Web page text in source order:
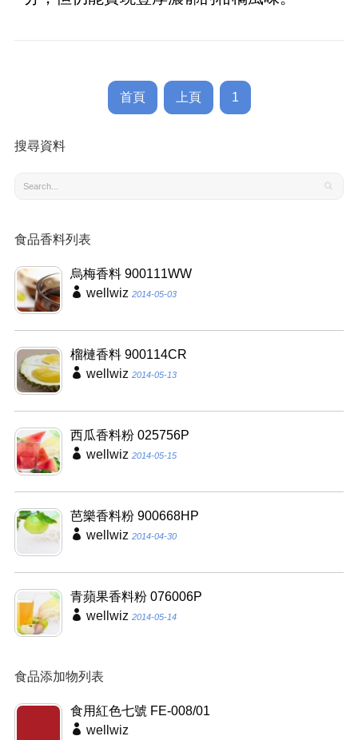
首頁 上頁 1
搜尋資料
食品香料列表
烏梅香料 900111WW
wellwiz 2014-05-03
榴槤香料 900114CR
wellwiz 2014-05-13
西瓜香料粉 025756P
wellwiz 2014-05-15
芭樂香料粉 900668HP
wellwiz 2014-04-30
青蘋果香料粉 076006P
wellwiz 2014-05-14
食品添加物列表
食用紅色七號 FE-008/01
wellwiz